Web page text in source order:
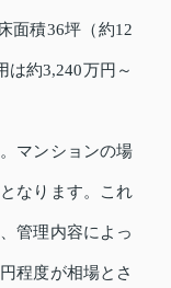
面積36坪（約12
は約3,240万円～
マンションの場
なります。これ
管理内容によっ
程度が相場とさ